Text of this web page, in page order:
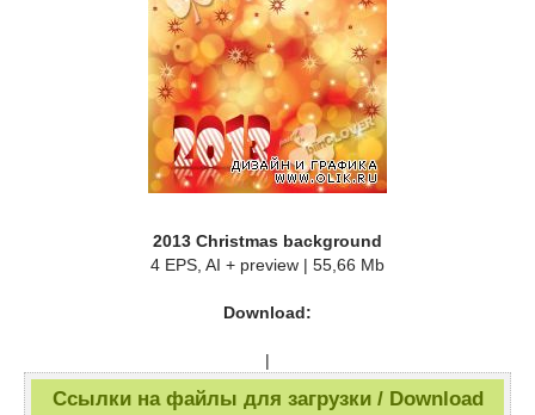
2013 Christmas background
4 EPS, AI + preview | 55,66 Mb
Download:
|
Ссылки на файлы для загрузки / Download